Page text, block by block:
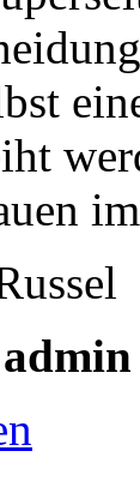
admin